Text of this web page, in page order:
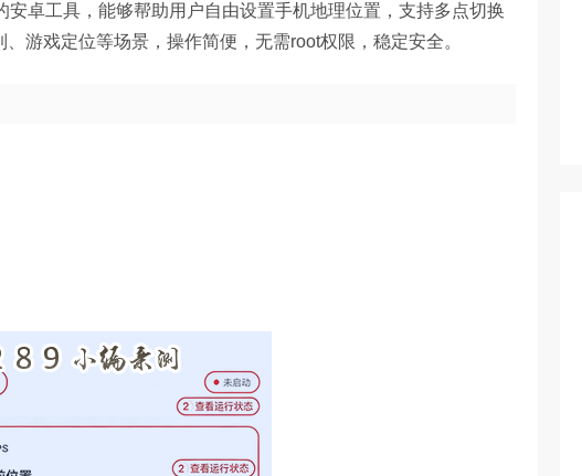
卓工具，能够帮助用户自由设置手机地理位置，支持多点切换
游戏定位等场景，操作简便，无需root权限，稳定安全。